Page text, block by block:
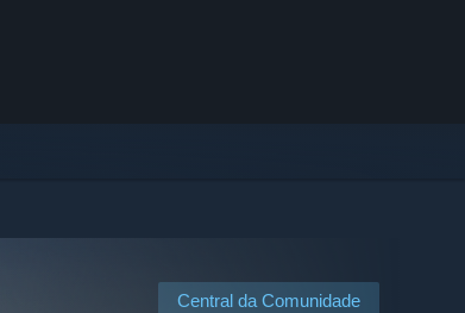
Central da Comunidade